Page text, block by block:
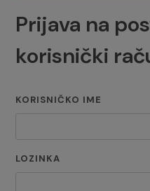
Prijava na
korisnički
KORISNIČKO IME
LOZINKA